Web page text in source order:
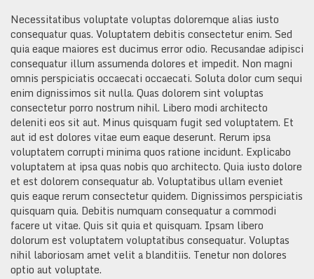
Necessitatibus voluptate voluptas doloremque alias iusto
consequatur quas. Voluptatem debitis consectetur enim. Sed
quia eaque maiores est ducimus error odio. Recusandae adipisci
consequatur illum assumenda dolores et impedit. Non magni
omnis perspiciatis occaecati occaecati. Soluta dolor cum sequi
enim dignissimos sit nulla. Quas dolorem sint voluptas
consectetur porro nostrum nihil. Libero modi architecto
deleniti eos sit aut. Minus quisquam fugit sed voluptatem. Et
aut id est dolores vitae eum eaque deserunt. Rerum ipsa
voluptatem corrupti minima quos ratione incidunt. Explicabo
voluptatem at ipsa quas nobis quo architecto. Quia iusto dolore
et est dolorem consequatur ab. Voluptatibus ullam eveniet
quis eaque rerum consectetur quidem. Dignissimos perspiciatis
quisquam quia. Debitis numquam consequatur a commodi
facere ut vitae. Quis sit quia et quisquam. Ipsam libero
dolorum est voluptatem voluptatibus consequatur. Voluptas
nihil laboriosam amet velit a blanditiis. Tenetur non dolores
optio aut voluptate.